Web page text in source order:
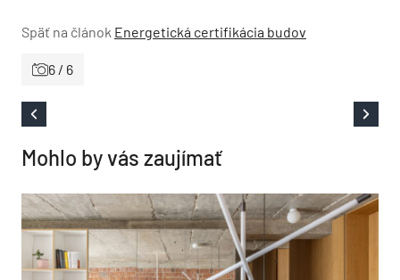
Späť na článok Energetická certifikácia budov
6 / 6
Mohlo by vás zaujímať